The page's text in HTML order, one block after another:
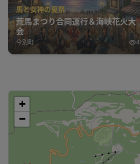
馬と女神の夏祭
荒馬まつり合同運行＆海峡花火大
会
今別町 4
+
−